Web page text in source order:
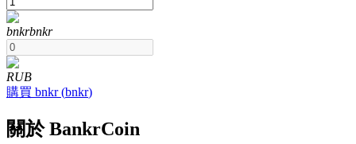
多種以USDT結算的永續合約
bnkrbnkr
RUB
購買 bnkr(bnkr)
關於 BankrCoin